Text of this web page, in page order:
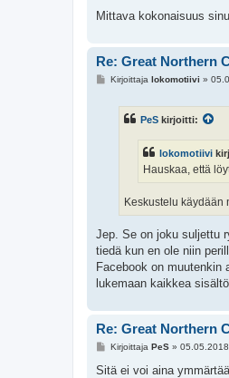
Mittava kokonaisuus
Re: Great Northern
VKirjoittaja lokomotiivi »
PeS kirjoitti:
lokomotiivi
Hauskaa, että
Keskustelu käydään
Jep. Se on joku suljettu
tiedä kun en ole niin
Facebook on
lukemaan kaikkea
Re: Great Northern
V
e
Kirjoittaja PeS»
Sitä ei voi aina